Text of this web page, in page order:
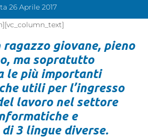
26 Aprile 2017
ragazzo giovane, pieno
ma sopratutto
le più importanti
utili per l’ingresso
lavoro nel settore
e
di 3 lingue diverse.